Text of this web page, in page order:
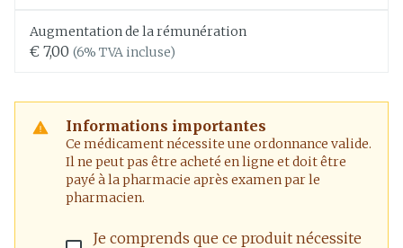
Augmentation de la rémunération
€ 7,00 (6% TVA incluse)
Informations importantes
Ce médicament nécessite une ordonnance valide.
Il ne peut pas être acheté en ligne et doit être
payé à la pharmacie après examen par le
pharmacien.
Je comprends que ce produit nécessite